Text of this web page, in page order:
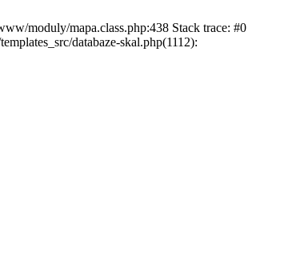
moduly/mapa.class.php:438 Stack trace: #0
databaze-skal.php(1112):